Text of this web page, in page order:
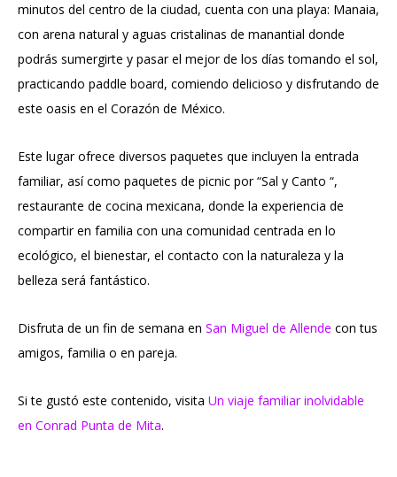
minutos del centro de la ciudad, cuenta con una playa: Manaia,
con arena natural y aguas cristalinas de manantial donde
podrás sumergirte y pasar el mejor de los días tomando el sol,
practicando paddle board, comiendo delicioso y disfrutando de
este oasis en el Corazón de México.
Este lugar ofrece diversos paquetes que incluyen la entrada
familiar, así como paquetes de picnic por “Sal y Canto “,
restaurante de cocina mexicana, donde la experiencia de
compartir en familia con una comunidad centrada en lo
ecológico, el bienestar, el contacto con la naturaleza y la
belleza será fantástico.
Disfruta de un fin de semana en San Miguel de Allende con tus
amigos, familia o en pareja.
Si te gustó este contenido, visita Un viaje familiar inolvidable
en Conrad Punta de Mita.